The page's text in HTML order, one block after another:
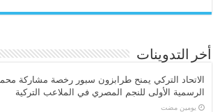
أخر التدوينات
الاتحاد التركي يمنح طرابزون سبور رخصة مشاركة
الرسمية الأولى للنجم المصري في الملاعب التركية
‏يومين مضت